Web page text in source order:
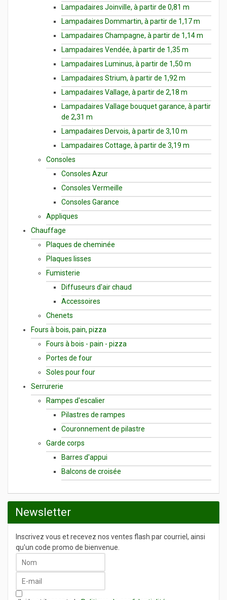
Lampadaires Joinville, à partir de 0,81 m
Lampadaires Dommartin, à partir de 1,17 m
Lampadaires Champagne, à partir de 1,14 m
Lampadaires Vendée, à partir de 1,35 m
Lampadaires Luminus, à partir de 1,50 m
Lampadaires Strium, à partir de 1,92 m
Lampadaires Vallage, à partir de 2,18 m
Lampadaires Vallage bouquet garance, à partir
de 2,31 m
Lampadaires Dervois, à partir de 3,10 m
Lampadaires Cottage, à partir de 3,19 m
Consoles
Consoles Azur
Consoles Vermeille
Consoles Garance
Appliques
Chauffage
Plaques de cheminée
Plaques lisses
Fumisterie
Diffuseurs d'air chaud
Accessoires
Chenets
Fours à bois, pain, pizza
Fours à bois - pain - pizza
Portes de four
Soles pour four
Serrurerie
Rampes d'escalier
Pilastres de rampes
Couronnement de pilastre
Garde corps
Barres d'appui
Balcons de croisée
Newsletter
Inscrivez vous et recevez nos ventes flash par courriel, ainsi
qu'un code promo de bienvenue.